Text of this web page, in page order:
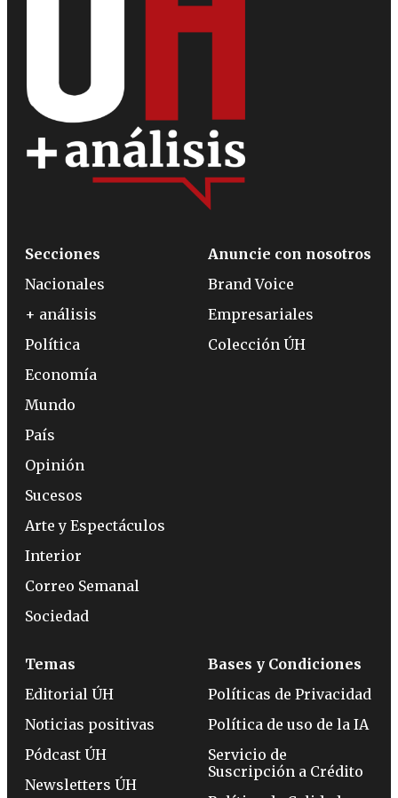
Secciones
Nacionales
+ análisis
Política
Economía
Mundo
País
Opinión
Sucesos
Arte y Espectáculos
Interior
Correo Semanal
Sociedad
Anuncie con nosotros
Brand Voice
Empresariales
Colección ÚH
Temas
Editorial ÚH
Noticias positivas
Pódcast ÚH
Newsletters ÚH
Bases y Condiciones
Políticas de Privacidad
Política de uso de la IA
Servicio de
Suscripción a Crédito